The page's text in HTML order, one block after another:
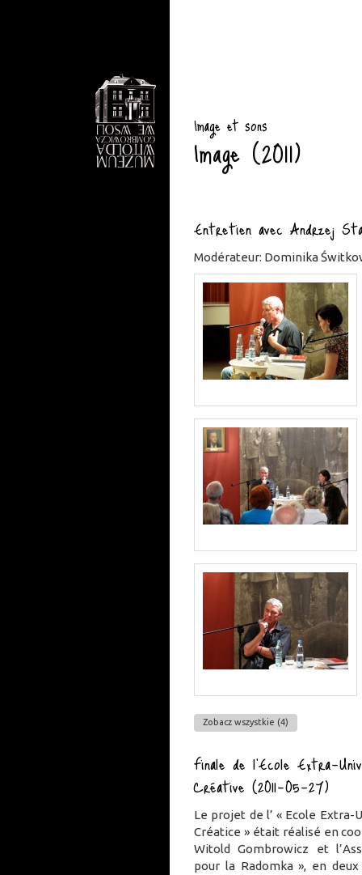
Image et sons
Image (2011)
Entretien avec Andrzej
Modérateur: Dominika
Zobacz wszystkie (4)
Finale de l’Ecole Extra-
Créative (2011-05-27)
Le projet de l’ « Ecole Extra-
Créatice » était réalisé en
Witold Gombrowicz et
pour la Radomka », en